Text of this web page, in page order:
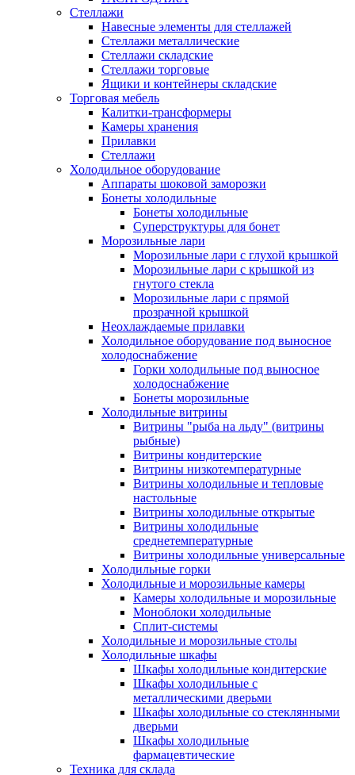
Стеллажи
Навесные элементы для стеллажей
Стеллажи металлические
Стеллажи складские
Стеллажи торговые
Ящики и контейнеры складские
Торговая мебель
Калитки-трансформеры
Камеры хранения
Прилавки
Стеллажи
Холодильное оборудование
Аппараты шоковой заморозки
Бонеты холодильные
Бонеты холодильные
Суперструктуры для бонет
Морозильные лари
Морозильные лари с глухой крышкой
Морозильные лари с крышкой из
гнутого стекла
Морозильные лари с прямой
прозрачной крышкой
Неохлаждаемые прилавки
Холодильное оборудование под выносное
холодоснабжение
Горки холодильные под выносное
холодоснабжение
Бонеты морозильные
Холодильные витрины
Витрины "рыба на льду" (витрины
рыбные)
Витрины кондитерские
Витрины низкотемпературные
Витрины холодильные и тепловые
настольные
Витрины холодильные открытые
Витрины холодильные
среднетемпературные
Витрины холодильные универсальные
Холодильные горки
Холодильные и морозильные камеры
Камеры холодильные и морозильные
Моноблоки холодильные
Сплит-системы
Холодильные и морозильные столы
Холодильные шкафы
Шкафы холодильные кондитерские
Шкафы холодильные с
металлическими дверьми
Шкафы холодильные со стеклянными
дверьми
Шкафы холодильные
фармацевтические
Техника для склада